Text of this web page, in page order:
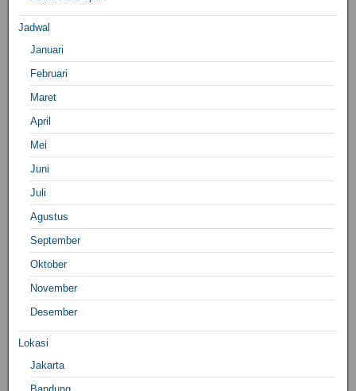
Jadwal
Januari
Februari
Maret
April
Mei
Juni
Juli
Agustus
September
Oktober
November
Desember
Lokasi
Jakarta